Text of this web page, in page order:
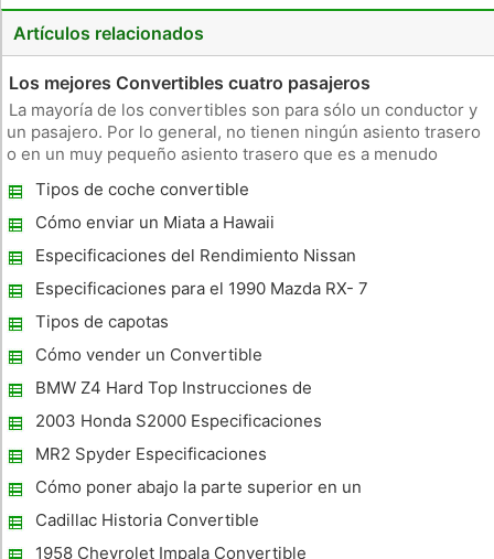
Artículos relacionados
Los mejores Convertibles cuatro pasajeros
La mayoría de los convertibles son para sólo un conductor y
un pasajero. Por lo general, no tienen ningún asiento trasero
o en un muy pequeño asiento trasero que es a menudo
de un accidente. Sin embargo, hay una serie de convertibles
éxito
Tipos de coche convertible
Cómo enviar un Miata a Hawaii
Especificaciones del Rendimiento Nissan
350Z de 0 a 60
Especificaciones para el 1990 Mazda RX- 7
Convertible
Tipos de capotas
Cómo vender un Convertible
BMW Z4 Hard Top Instrucciones de
eliminación
2003 Honda S2000 Especificaciones
MR2 Spyder Especificaciones
Cómo poner abajo la parte superior en un
Sebring Convertible 2008
Cadillac Historia Convertible
1958 Chevrolet Impala Convertible